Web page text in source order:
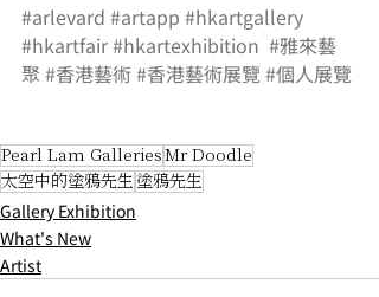
#arlevard #artapp #hkartgallery
#hkartfair#hkartexhibition #雅來藝
聚 #香港藝術#香港藝術展覽 #個人展覽
Pearl Lam Galleries Mr Doodle
太空中的塗鴉先生 塗鴉先生
Gallery Exhibition
What's New
Artist